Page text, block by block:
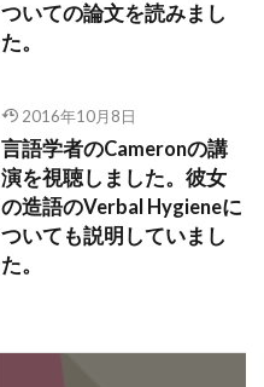
ついての論文を読みまし
た。
2016年10月8日
言語学者のCameronの講
演を視聴しました。彼女
の造語のVerbal Hygieneに
ついても説明していまし
た。